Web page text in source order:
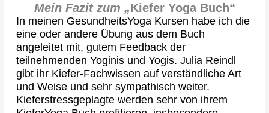
Mein Fazit zum „Kiefer Yoga Buch“
In meinen GesundheitsYoga Kursen habe ich die
eine oder andere Übung aus dem Buch
angeleitet mit, gutem Feedback der
teilnehmenden Yoginis und Yogis. Julia Reindl
gibt ihr Kiefer-Fachwissen auf verständliche Art
und Weise und sehr sympathisch weiter.
Kieferstressgeplagte werden sehr von ihrem